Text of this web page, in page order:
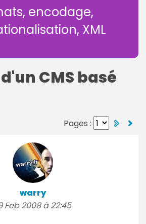
encodage,
XML
CMS basé
Pages :
warry
Feb 2008 à 22:45